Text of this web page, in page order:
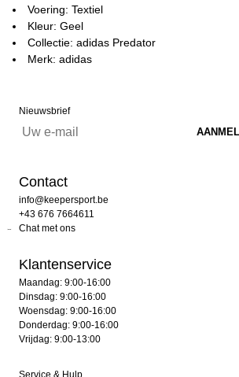
Voering: Textiel
Kleur: Geel
Collectie: adidas Predator
Merk: adidas
Nieuwsbrief
Contact
info@keepersport.be
+43 676 7664611
Chat met ons
Klantenservice
Maandag: 9:00-16:00
Dinsdag: 9:00-16:00
Woensdag: 9:00-16:00
Donderdag: 9:00-16:00
Vrijdag: 9:00-13:00
Service & Hulp